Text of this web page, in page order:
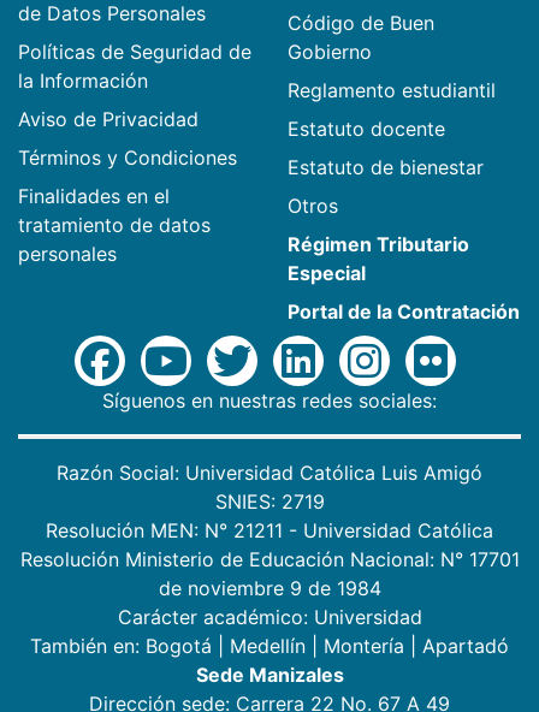
de Datos Personales
Políticas de Seguridad de
la Información
Aviso de Privacidad
Términos y Condiciones
Finalidades en el
tratamiento de datos
personales
Código de Buen
Gobierno
Reglamento estudiantil
Estatuto docente
Estatuto de bienestar
Otros
Régimen Tributario
Especial
Portal de la Contratación
Síguenos en nuestras redes sociales:
Razón Social: Universidad Católica Luis Amigó
SNIES: 2719
Resolución MEN: N° 21211 - Universidad Católica
Resolución Ministerio de Educación Nacional: N° 17701
de noviembre 9 de 1984
Carácter académico: Universidad
También en: Bogotá Medellín Montería
Apartadó
Sede Manizales
Dirección sede: Carrera 22 No. 67 A 49